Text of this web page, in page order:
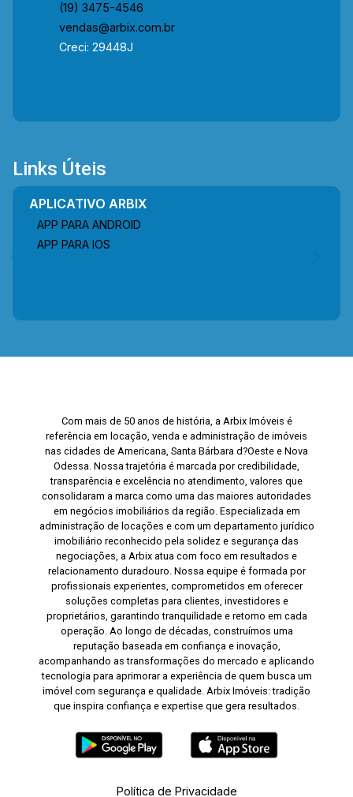
(19) 3475-4546
vendas@arbix.com.br
Creci: 29448J
Links Úteis
APLICATIVO ARBIX
APP PARA ANDROID
APP PARA IOS
Com mais de 50 anos de história, a Arbix Imóveis é
referência em locação, venda e administração de imóveis
nas cidades de Americana, Santa Bárbara d?Oeste e Nova
Odessa. Nossa trajetória é marcada por credibilidade,
transparência e excelência no atendimento, valores que
consolidaram a marca como uma das maiores autoridades
em negócios imobiliários da região. Especializada em
administração de locações e com um departamento jurídico
imobiliário reconhecido pela solidez e segurança das
negociações, a Arbix atua com foco em resultados e
relacionamento duradouro. Nossa equipe é formada por
profissionais experientes, comprometidos em oferecer
soluções completas para clientes, investidores e
proprietários, garantindo tranquilidade e retorno em cada
operação. Ao longo de décadas, construímos uma
reputação baseada em confiança e inovação,
acompanhando as transformações do mercado e aplicando
tecnologia para aprimorar a experiência de quem busca um
imóvel com segurança e qualidade. Arbix Imóveis: tradição
que inspira confiança e expertise que gera resultados.
Política de Privacidade